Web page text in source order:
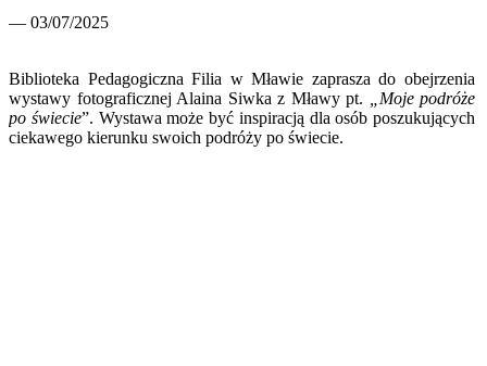
— 03/07/2025
Biblioteka Pedagogiczna Filia w Mławie zaprasza do obejrzenia
wystawy fotograficznej Alaina Siwka z Mławy pt.
„Moje podróże
po świecie”. Wystawa może być inspiracją dla osób poszukujących
ciekawego kierunku swoich podróży po świecie.